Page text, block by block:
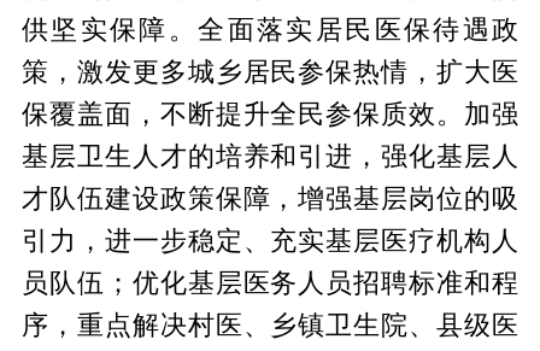
供坚实保障。全面落实居民医保待遇政
策，激发更多城乡居民参保热情，扩大医
保覆盖面，不断提升全民参保质效。加强
基层卫生人才的培养和引进，强化基层人
才队伍建设政策保障，增强基层岗位的吸
引力，进一步稳定、充实基层医疗机构人
员队伍；优化基层医务人员招聘标准和程
序，重点解决村医、乡镇卫生院、县级医